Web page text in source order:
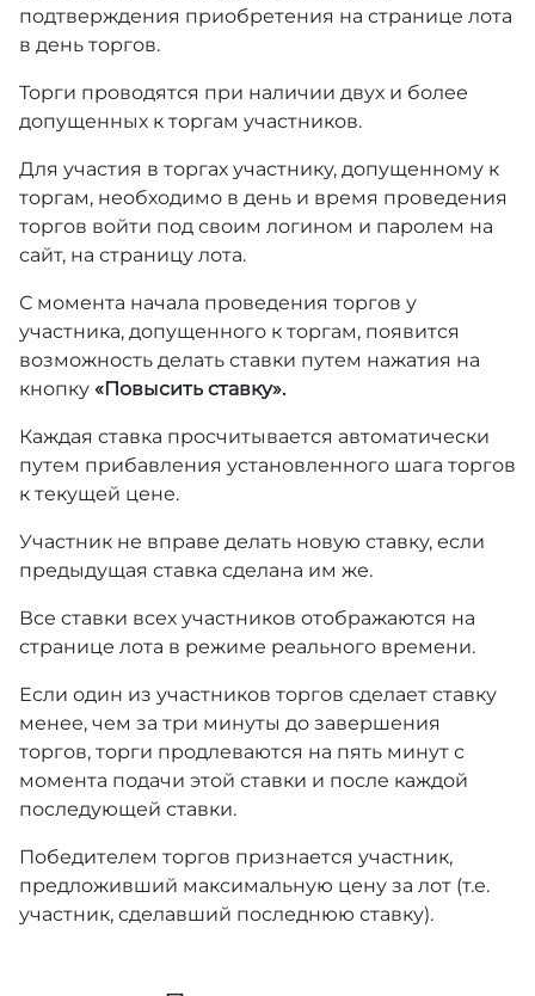
подтверждения приобретения на странице лота
в день торгов.
Торги проводятся при наличии двух и более
допущенных к торгам участников.
Для участия в торгах участнику, допущенному к
торгам, необходимо в день и время проведения
торгов войти под своим логином и паролем на
сайт, на страницу лота.
С момента начала проведения торгов у
участника, допущенного к торгам, появится
возможность делать ставки путем нажатия на
кнопку «Повысить ставку».
Каждая ставка просчитывается автоматически
путем прибавления установленного шага торгов
к текущей цене.
Участник не вправе делать новую ставку, если
предыдущая ставка сделана им же.
Все ставки всех участников отображаются на
странице лота в режиме реального времени.
Если один из участников торгов сделает ставку
менее, чем за три минуты до завершения
торгов, торги продлеваются на пять минут с
момента подачи этой ставки и после каждой
последующей ставки.
Победителем торгов признается участник,
предложивший максимальную цену за лот (т.е.
участник, сделавший последнюю ставку).